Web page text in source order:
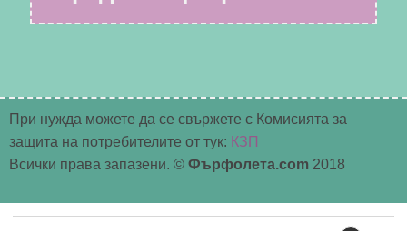
При нужда можете да се свържете с Комисията за
защита на потребителите от тук: КЗП
Всички права запазени. © Фърфолета.com 2018